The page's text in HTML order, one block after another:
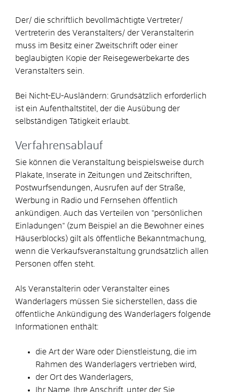
Der/ die schriftlich bevollmächtigte Vertreter/
Vertreterin des Veranstalters/ der Veranstalterin
muss im Besitz einer Zweitschrift oder einer
beglaubigten Kopie der Reisegewerbekarte des
Veranstalters sein.
Bei Nicht-EU-Ausländern: Grundsätzlich erforderlich
ist ein Aufenthaltstitel, der die Ausübung der
selbständigen Tätigkeit erlaubt.
Verfahrensablauf
Sie können die Veranstaltung beispielsweise durch
Plakate, Inserate in Zeitungen und Zeitschriften,
Postwurfsendungen, Ausrufen auf der Straße,
Werbung in Radio und Fernsehen öffentlich
ankündigen. Auch das Verteilen von "persönlichen
Einladungen" (zum Beispiel an die Bewohner eines
Häuserblocks) gilt als öffentliche Bekanntmachung,
wenn die Verkaufsveranstaltung grundsätzlich allen
Personen offen steht.
Als Veranstalterin oder Veranstalter eines
Wanderlagers müssen Sie sicherstellen, dass die
öffentliche Ankündigung des Wanderlagers folgende
Informationen enthält:
die Art der Ware oder Dienstleistung, die im
Rahmen des Wanderlagers vertrieben wird,
der Ort des Wanderlagers,
Ihr Name, Ihre Anschrift, unter der Sie